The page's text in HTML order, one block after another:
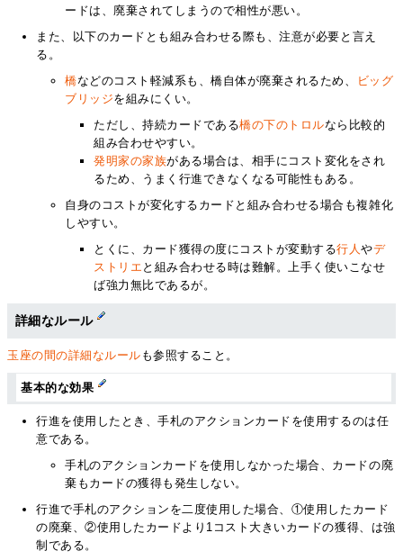
ードは、廃棄されてしまうので相性が悪い。
また、以下のカードとも組み合わせる際も、注意が必要と言え
る。
橋などのコスト軽減系も、橋自体が廃棄されるため、
ビッグ
ブリッジを組みにくい。
ただし、持続カードである橋の下のトロルなら比較的
組み合わせやすい。
発明家の家族がある場合は、相手にコスト変化をされ
るため、うまく行進できなくなる可能性もある。
自身のコストが変化するカードと組み合わせる場合も複雑化
しやすい。
とくに、カード獲得の度にコストが変動する行人やデ
ストリエ と組み合わせる時は難解。上手く使いこなせ
ば強力無比であるが。
詳細なルール
玉座の間の詳細なルール も参照すること。
基本的な効果
行進を使用したとき、手札のアクションカードを使用するのは任
意である。
手札のアクションカードを使用しなかった場合、カードの廃
棄もカードの獲得も発生しない。
行進で手札のアクションを二度使用した場合、①使用したカード
の廃棄、②使用したカードより1コスト大きいカードの獲得、は強
制である。